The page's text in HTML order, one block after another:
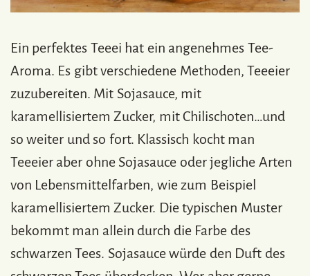
Ein perfektes Teeei hat ein angenehmes Tee-
Aroma. Es gibt verschiedene Methoden, Teeeier
zuzubereiten. Mit Sojasauce, mit
karamellisiertem Zucker, mit Chilischoten…und
so weiter und so fort. Klassisch kocht man
Teeeier aber ohne Sojasauce oder jegliche Arten
von Lebensmittelfarben, wie zum Beispiel
karamellisiertem Zucker. Die typischen Muster
bekommt man allein durch die Farbe des
schwarzen Tees. Sojasauce würde den Duft des